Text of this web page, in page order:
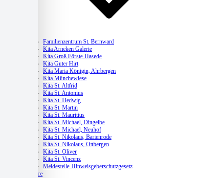
Familienzentrum St. Bernward
Kita Arneken Galerie
Kita Groß Förste-Hasede
Kita Guter Hirt
Kita Maria Königin, Ahrbergen
Kita Münchewiese
Kita St. Altfrid
Kita St. Antonius
Kita St. Hedwig
Kita St. Martin
Kita St. Mauritius
Kita St. Michael, Dingelbe
Kita St. Michael, Neuhof
Kita St. Nikolaus, Barienrode
Kita St. Nikolaus, Ottbergen
Kita St. Oliver
Kita St. Vincenz
Meldestelle-Hinweisgeberschutzgesetz
Karriere